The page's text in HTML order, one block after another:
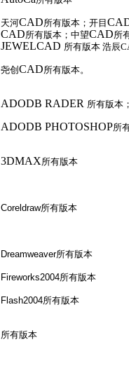
天河CAD所有版本；开目
CAD所有版本；中望CAD所
JEWELCAD 所有版本 浩辰
尧创 CAD所有版本。
ADODB RADER 所有版本；
ADODB PHOTOSHOP所
3DMAX所有版本
Coreldraw所有版本
Dreamweaver所有版本
Fireworks2004所有版本
Flash2004所有版本
所有版本